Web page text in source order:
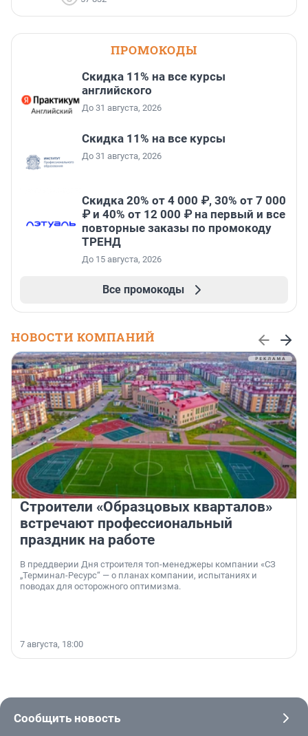
ПРОМОКОДЫ
Скидка 11% на все курсы
английского
До 31 августа, 2026
Скидка 11% на все курсы
До 31 августа, 2026
Скидка 20% от 4 000 ₽, 30% от 7 000
₽ и 40% от 12 000 ₽ на первый и все
повторные заказы по промокоду
ТРЕНД
До 15 августа, 2026
Все промокоды
НОВОСТИ КОМПАНИЙ
Строители «Образцовых кварталов»
встречают профессиональный
праздник на работе
В преддверии Дня строителя топ-менеджеры компании «СЗ
„Терминал-Ресурс“ — о планах компании, испытаниях и
поводах для осторожного оптимизма.
7 августа, 18:00
Сообщить новость